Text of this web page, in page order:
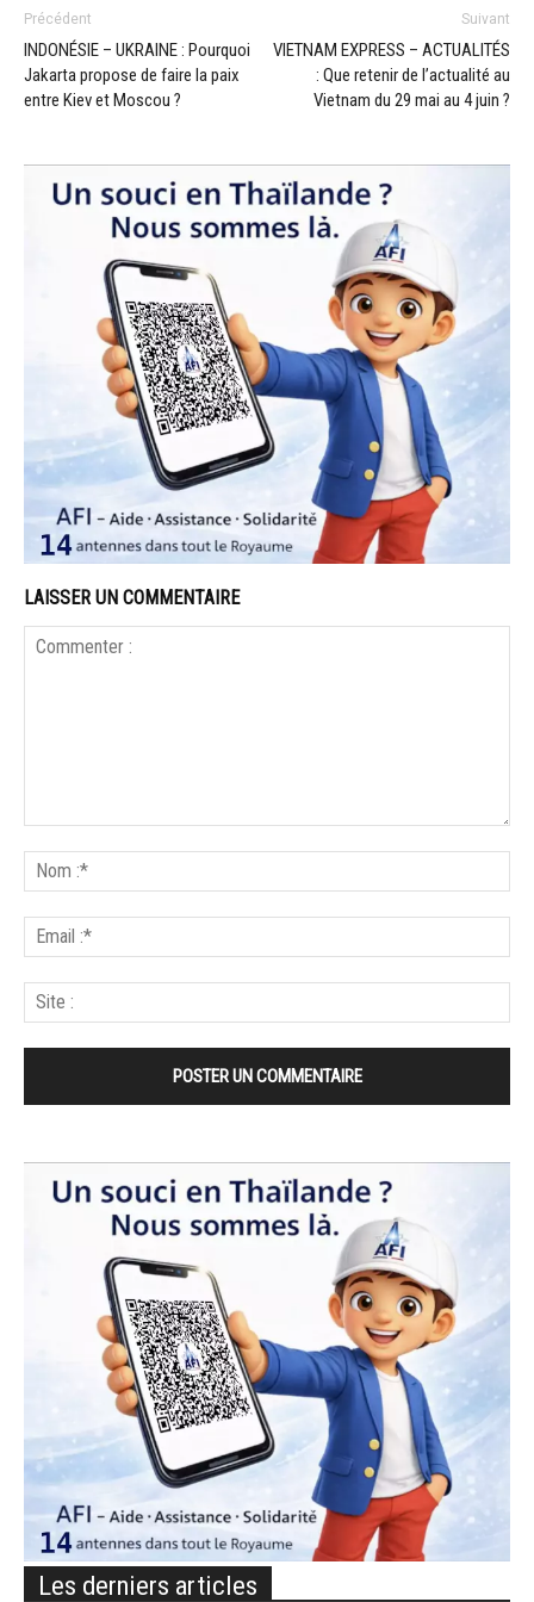
Précédent
INDONÉSIE – UKRAINE : Pourquoi
Jakarta propose de faire la paix
entre Kiev et Moscou ?
Suivant
VIETNAM EXPRESS – ACTUALITÉS
: Que retenir de l’actualité au
Vietnam du 29 mai au 4 juin ?
LAISSER UN COMMENTAIRE
Les derniers articles